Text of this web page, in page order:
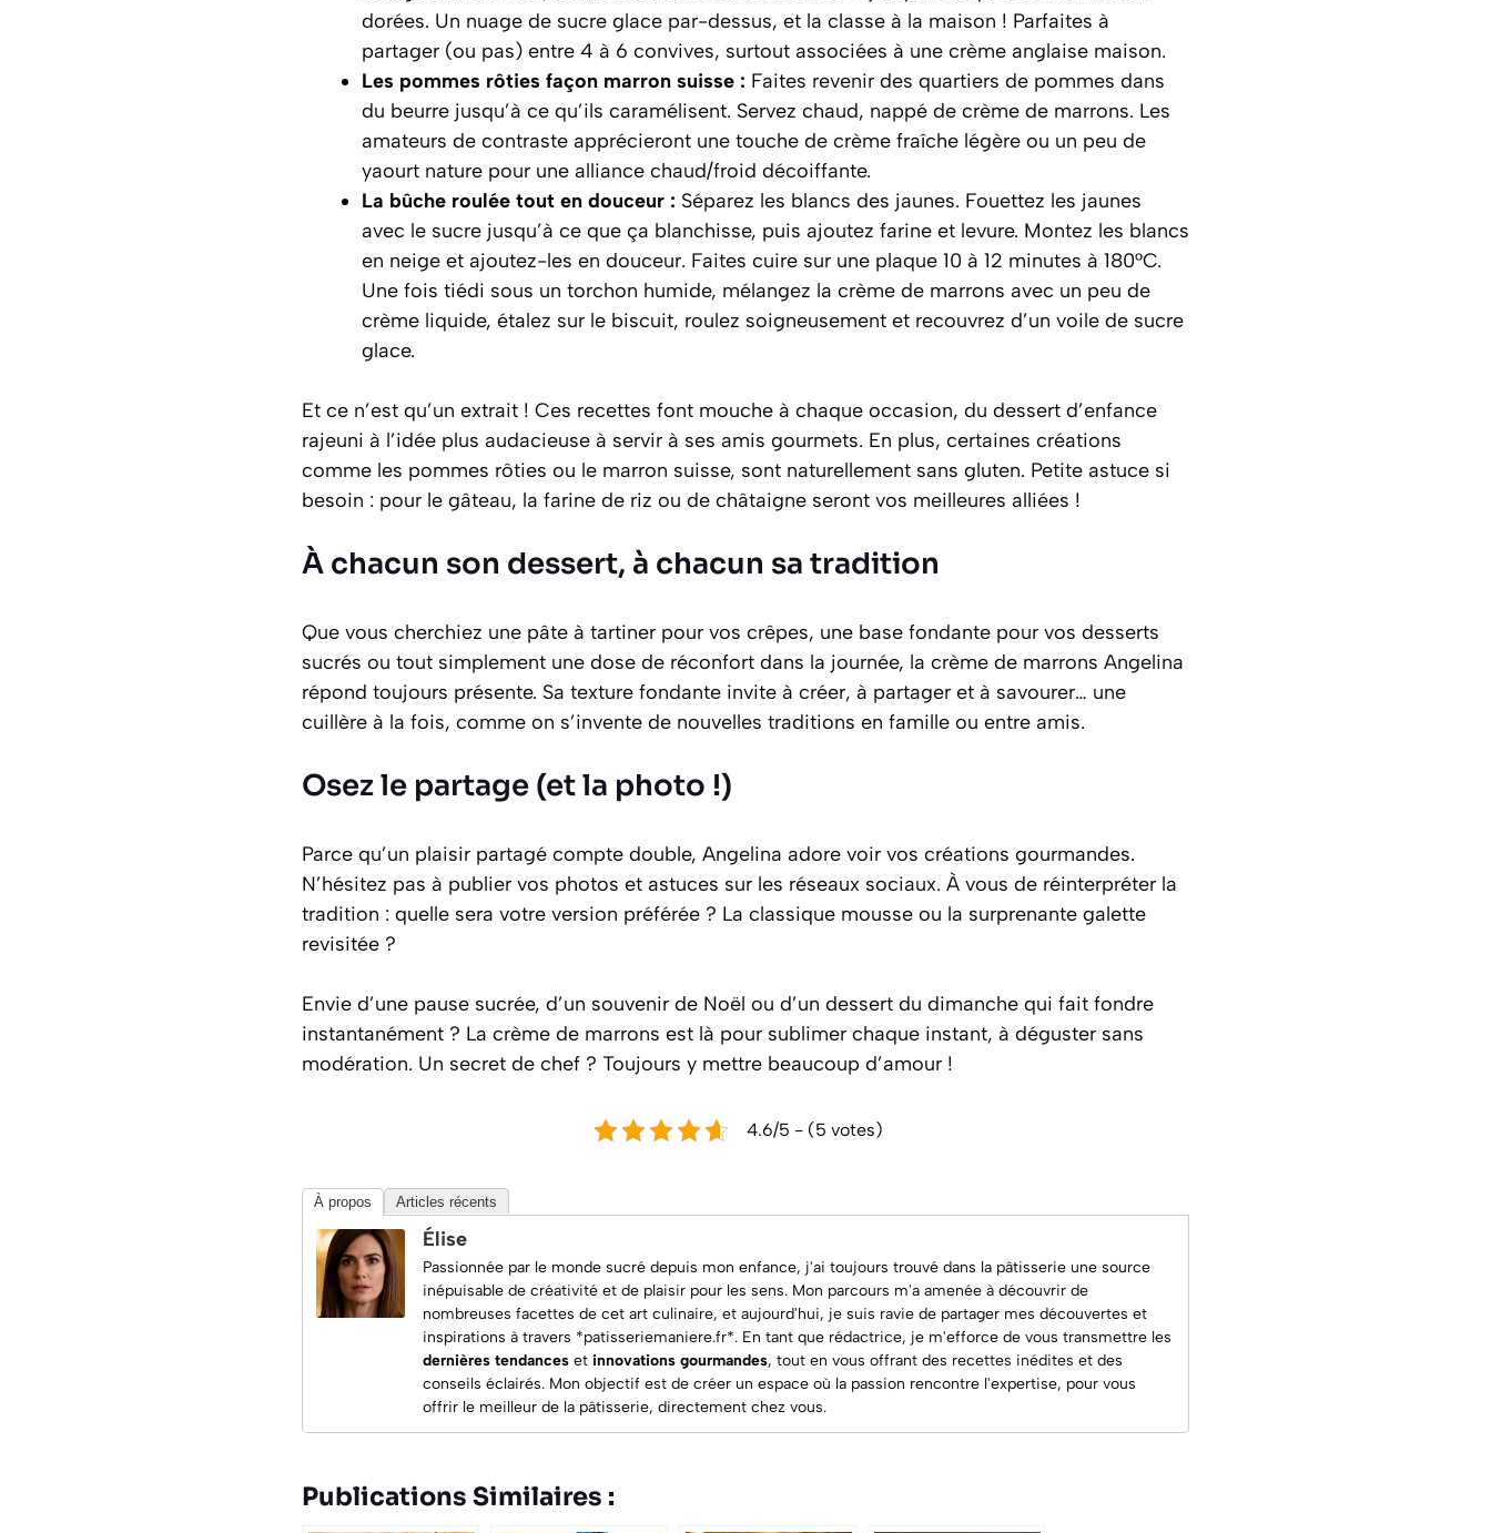
dorées. Un nuage de sucre glace par-dessus, et la classe à la maison ! Parfaites à
partager (ou pas) entre 4 à 6 convives, surtout associées à une crème anglaise maison.
Les pommes rôties façon marron suisse : Faites revenir des quartiers de pommes dans
du beurre jusqu’à ce qu’ils caramélisent. Servez chaud, nappé de crème de marrons. Les
amateurs de contraste apprécieront une touche de crème fraîche légère ou un peu de
yaourt nature pour une alliance chaud/froid décoiffante.
La bûche roulée tout en douceur : Séparez les blancs des jaunes. Fouettez les jaunes
avec le sucre jusqu’à ce que ça blanchisse, puis ajoutez farine et levure. Montez les blancs
en neige et ajoutez-les en douceur. Faites cuire sur une plaque 10 à 12 minutes à 180°C.
Une fois tiédi sous un torchon humide, mélangez la crème de marrons avec un peu de
crème liquide, étalez sur le biscuit, roulez soigneusement et recouvrez d’un voile de sucre
glace.
Et ce n’est qu’un extrait ! Ces recettes font mouche à chaque occasion, du dessert d’enfance
rajeuni à l’idée plus audacieuse à servir à ses amis gourmets. En plus, certaines créations
comme les pommes rôties ou le marron suisse, sont naturellement sans gluten. Petite astuce si
besoin : pour le gâteau, la farine de riz ou de châtaigne seront vos meilleures alliées !
À chacun son dessert, à chacun sa tradition
Que vous cherchiez une pâte à tartiner pour vos crêpes, une base fondante pour vos desserts
sucrés ou tout simplement une dose de réconfort dans la journée, la crème de marrons Angelina
répond toujours présente. Sa texture fondante invite à créer, à partager et à savourer… une
cuillère à la fois, comme on s’invente de nouvelles traditions en famille ou entre amis.
Osez le partage (et la photo !)
Parce qu’un plaisir partagé compte double, Angelina adore voir vos créations gourmandes.
N’hésitez pas à publier vos photos et astuces sur les réseaux sociaux. À vous de réinterpréter la
tradition : quelle sera votre version préférée ? La classique mousse ou la surprenante galette
revisitée ?
Envie d’une pause sucrée, d’un souvenir de Noël ou d’un dessert du dimanche qui fait fondre
instantanément ? La crème de marrons est là pour sublimer chaque instant, à déguster sans
modération. Un secret de chef ? Toujours y mettre beaucoup d’amour !
4.6/5 - (5 votes)
À propos Articles récents
Élise
Passionnée par le monde sucré depuis mon enfance, j'ai toujours trouvé dans la pâtisserie une source
inépuisable de créativité et de plaisir pour les sens. Mon parcours m'a amenée à découvrir de
nombreuses facettes de cet art culinaire, et aujourd'hui, je suis ravie de partager mes découvertes et
inspirations à travers *patisseriemaniere.fr*. En tant que rédactrice, je m'efforce de vous transmettre les
dernières tendances et innovations gourmandes, tout en vous offrant des recettes inédites et des
conseils éclairés. Mon objectif est de créer un espace où la passion rencontre l'expertise, pour vous
offrir le meilleur de la pâtisserie, directement chez vous.
Publications Similaires :